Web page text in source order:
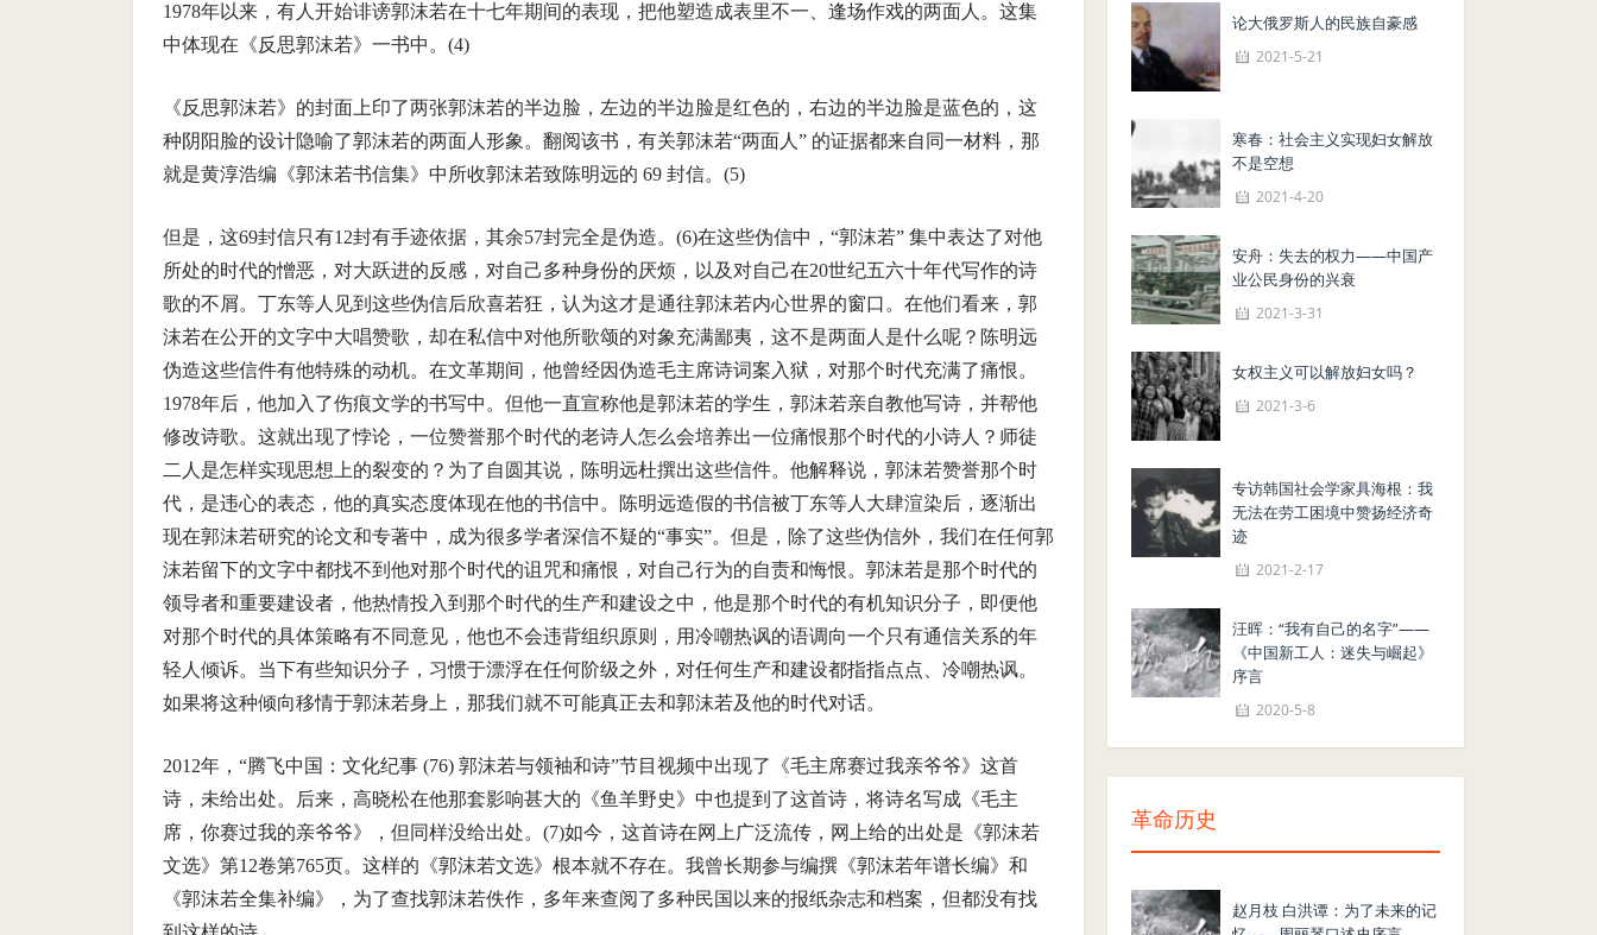
1978年以来，有人开始诽谤郭沫若在十七年期间的表现，把他塑造成表里不一、逢场作戏的两面人。这集
中体现在《反思郭沫若》一书中。(4)
《反思郭沫若》的封面上印了两张郭沫若的半边脸，左边的半边脸是红色的，右边的半边脸是蓝色的，这
种阴阳脸的设计隐喻了郭沫若的两面人形象。翻阅该书，有关郭沫若“两面人” 的证据都来自同一材料，那
就是黄淳浩编《郭沫若书信集》中所收郭沫若致陈明远的 69 封信。(5)
但是，这69封信只有12封有手迹依据，其余57封完全是伪造。(6)在这些伪信中，“郭沫若” 集中表达了对他
所处的时代的憎恶，对大跃进的反感，对自己多种身份的厌烦，以及对自己在20世纪五六十年代写作的诗
歌的不屑。丁东等人见到这些伪信后欣喜若狂，认为这才是通往郭沫若内心世界的窗口。在他们看来，郭
沫若在公开的文字中大唱赞歌，却在私信中对他所歌颂的对象充满鄙夷，这不是两面人是什么呢？陈明远
伪造这些信件有他特殊的动机。在文革期间，他曾经因伪造毛主席诗词案入狱，对那个时代充满了痛恨。
1978年后，他加入了伤痕文学的书写中。但他一直宣称他是郭沫若的学生，郭沫若亲自教他写诗，并帮他
修改诗歌。这就出现了悖论，一位赞誉那个时代的老诗人怎么会培养出一位痛恨那个时代的小诗人？师徒
二人是怎样实现思想上的裂变的？为了自圆其说，陈明远杜撰出这些信件。他解释说，郭沫若赞誉那个时
代，是违心的表态，他的真实态度体现在他的书信中。陈明远造假的书信被丁东等人大肆渲染后，逐渐出
现在郭沫若研究的论文和专著中，成为很多学者深信不疑的“事实”。但是，除了这些伪信外，我们在任何郭
沫若留下的文字中都找不到他对那个时代的诅咒和痛恨，对自己行为的自责和悔恨。郭沫若是那个时代的
领导者和重要建设者，他热情投入到那个时代的生产和建设之中，他是那个时代的有机知识分子，即便他
对那个时代的具体策略有不同意见，他也不会违背组织原则，用冷嘲热讽的语调向一个只有通信关系的年
轻人倾诉。当下有些知识分子，习惯于漂浮在任何阶级之外，对任何生产和建设都指指点点、冷嘲热讽。
如果将这种倾向移情于郭沫若身上，那我们就不可能真正去和郭沫若及他的时代对话。
2012年，“腾飞中国：文化纪事 (76) 郭沫若与领袖和诗”节目视频中出现了《毛主席赛过我亲爷爷》这首
诗，未给出处。后来，高晓松在他那套影响甚大的《鱼羊野史》中也提到了这首诗，将诗名写成《毛主
席，你赛过我的亲爷爷》，但同样没给出处。(7)如今，这首诗在网上广泛流传，网上给的出处是《郭沫若
文选》第12卷第765页。这样的《郭沫若文选》根本就不存在。我曾长期参与编撰《郭沫若年谱长编》和
《郭沫若全集补编》，为了查找郭沫若佚作，多年来查阅了多种民国以来的报纸杂志和档案，但都没有找
论大俄罗斯人的民族自豪感
2021-5-21
寒春：社会主义实现妇女解放
不是空想
2021-4-20
安舟：失去的权力——中国产
业公民身份的兴衰
2021-3-31
女权主义可以解放妇女吗？
2021-3-6
专访韩国社会学家具海根：我
无法在劳工困境中赞扬经济奇
迹
2021-2-17
汪晖：“我有自己的名字”——
《中国新工人：迷失与崛起》
序言
2020-5-8
革命历史
赵月枝 白洪谭：为了未来的记